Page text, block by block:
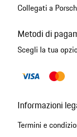
Collegati a
Metodi di
Scegli la tua
Informazioni
Termini e